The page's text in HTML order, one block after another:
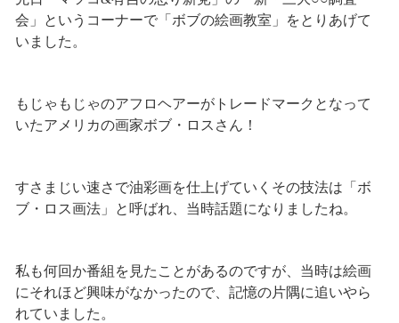
会」というコーナーで「ボブの絵画教室」をとりあげて
いました。
もじゃもじゃのアフロヘアーがトレードマークとなって
いたアメリカの画家ボブ・ロスさん！
すさまじい速さで油彩画を仕上げていくその技法は「ボ
ブ・ロス画法」と呼ばれ、当時話題になりましたね。
私も何回か番組を見たことがあるのですが、当時は絵画
にそれほど興味がなかったので、記憶の片隅に追いやら
れていました。